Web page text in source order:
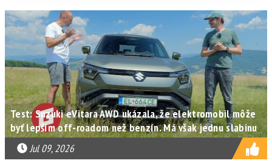
Test: Suzuki eVitara AWD ukázala, že elektromobil môže
byť lepším off-roadom než benzín. Má však jednu slabinu
Jul 09, 2026